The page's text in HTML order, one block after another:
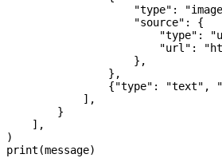
                    "type"
:
                    "source"
: {
                        "type"
:
                        "url"
:
                    },
                },
                {
"type" : "text" ,
            ],
        }
    ],
)
print (message)